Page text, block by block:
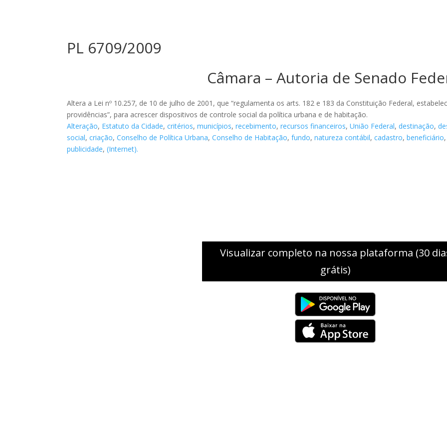
PL 6709/2009
Câmara – Autoria de Senado
Altera a Lei nº 10.257, de 10 de julho de 2001, que “regulamenta os arts. 182 e 183 da Constituição Federal,
providências”, para acrescer dispositivos de controle social da política urbana e de habitação.
Alteração, Estatuto da Cidade,critérios,municípios,recebimento,recursos financeiros,União Federal,destinação,
social,criação,Conselho de Política Urbana,Conselho de Habitação,fundo,natureza contábil,cadastro,beneficiário
publicidade,(Internet).
Visualizar completo na nossa plataforma (30
grátis)